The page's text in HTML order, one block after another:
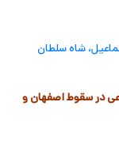
شاه سلطان
در سقوط اصفهان و